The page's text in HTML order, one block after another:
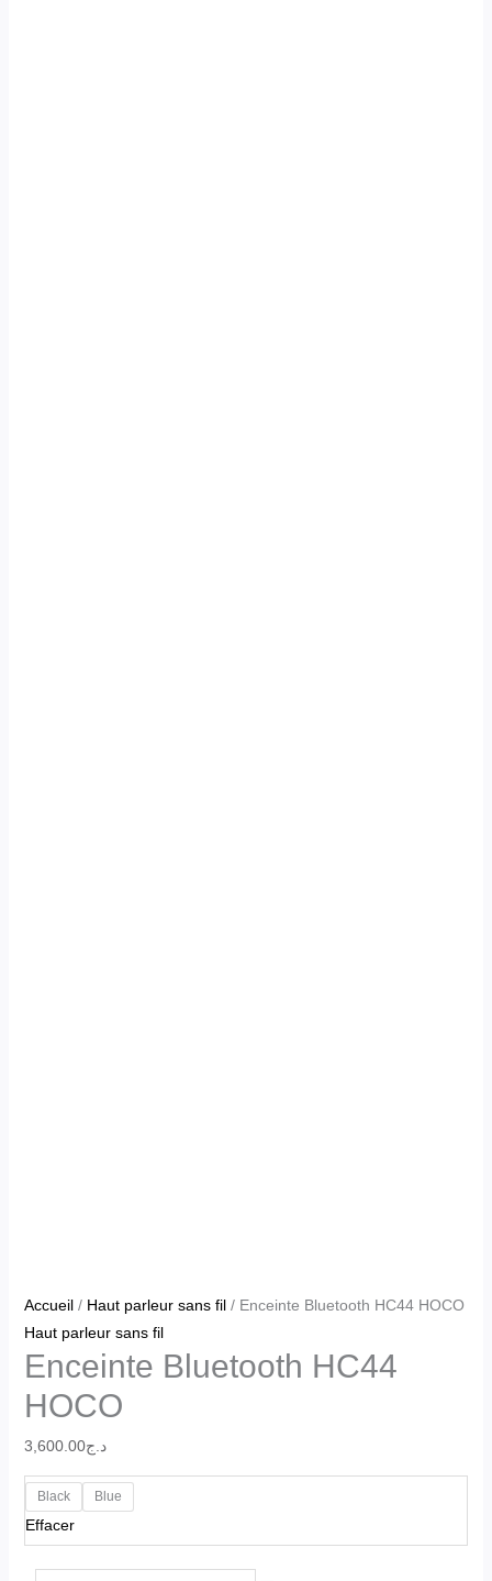
Accueil/ Haut parleur sans fil/ Enceinte Bluetooth HC44 HOCO
Haut parleur sans fil
Enceinte Bluetooth HC44
HOCO
د.ج3,600.00
Black Blue
Effacer